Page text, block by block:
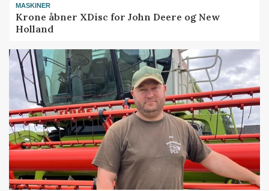
MASKINER
Krone åbner XDisc for John Deere og New
Holland